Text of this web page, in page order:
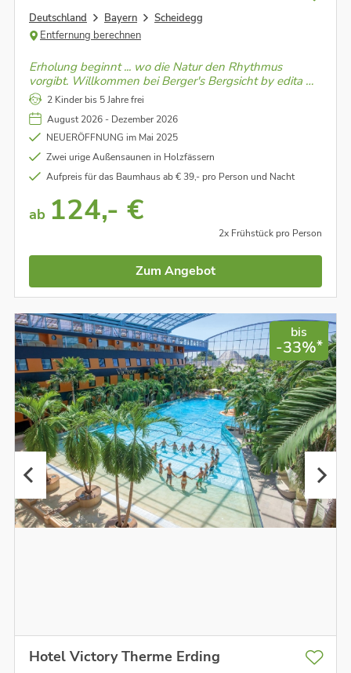
Deutschland Bayern
Scheidegg
Entfernung berechnen
Erholung beginnt ... wo die Natur den Rhythmus
vorgibt. Willkommen bei Berger's Bergsicht by edita –
einem Ort, an dem die Seele durchatmen und das Herz
aufblühen kann.
2 Kinder bis 5 Jahre frei
August 2026 - Dezember 2026
NEUERÖFFNUNG im Mai 2025
Zwei urige Außensaunen in Holzfässern
Aufpreis für das Baumhaus ab € 39,- pro Person und Nacht
ab 124,- €
2x Frühstück pro Person
Zum Angebot
bis
-33%*
Hotel Victory Therme Erding